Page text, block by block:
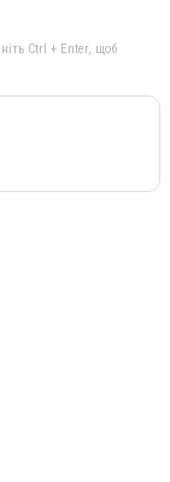
Ctrl + Enter, щоб